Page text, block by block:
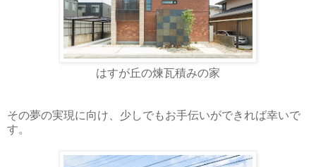
はすが丘の煉瓦積みの家
その夢の実現に向け、少しでもお手伝いができれば幸いで
す。